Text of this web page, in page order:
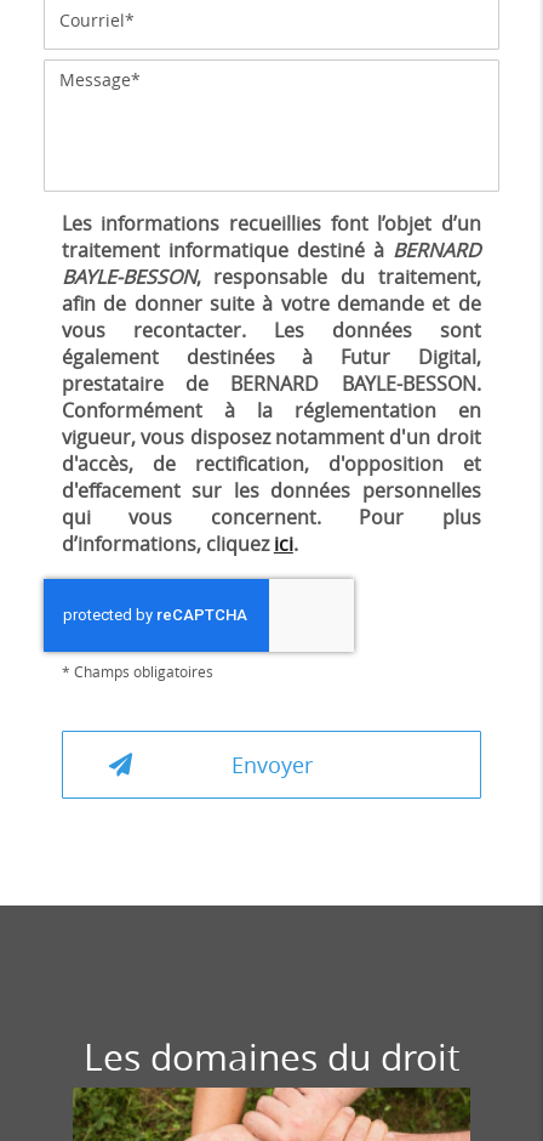
Les informations recueillies font l’objet d’un
traitement informatique destiné àBERNARD
BAYLE-BESSON, responsable du traitement,
afin de donner suite à votre demande et de
vous recontacter. Les données sont
également destinées à Futur Digital,
prestataire de BERNARD BAYLE-BESSON.
Conformément à la réglementation en
vigueur, vous disposez notamment d'un droit
d'accès, de rectification, d'opposition et
d'effacement sur les données personnelles
qui vous concernent. Pour plus
d’informations, cliquezici.
* Champs obligatoires
Les domaines du droit